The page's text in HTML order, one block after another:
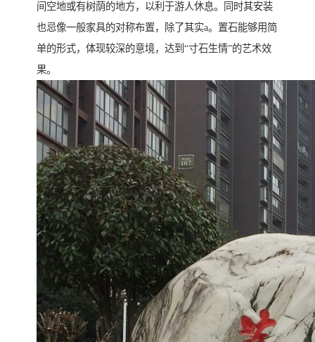
间空地或有树荫的地方，以利于游人休息。同时其安装
也忌像一般家具的对称布置，除了其实a。置石能够用简
单的形式，体现较深的意境，达到“寸石生情”的艺术效
果。